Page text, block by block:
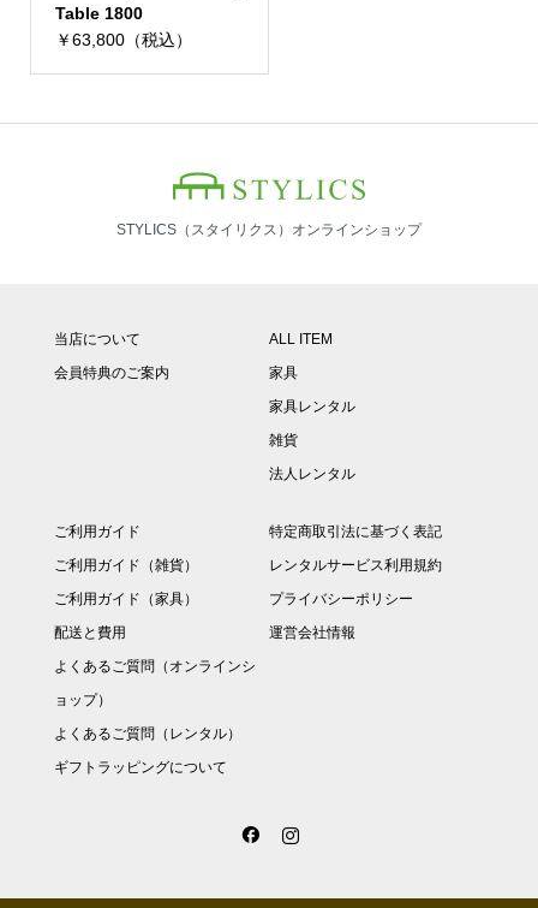
Table 1800
￥63,800（税込）
STYLICS（スタイリクス）オンラインショップ
当店について
会員特典のご案内
ALL ITEM
家具
家具レンタル
雑貨
法人レンタル
ご利用ガイド
ご利用ガイド（雑貨）
ご利用ガイド（家具）
配送と費用
よくあるご質問（オンラインシ
ョップ）
よくあるご質問（レンタル）
ギフトラッピングについて
特定商取引法に基づく表記
レンタルサービス利用規約
プライバシーポリシー
運営会社情報